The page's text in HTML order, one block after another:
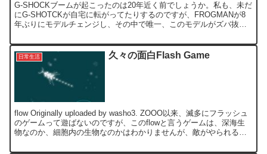
G-SHOCKブームが起こったのは20年近く前でしょうか。私も、未だ
にG-SHOTCKが自宅に転がってたりするのですが、FROGMANが8
年ぶりにモデルチェンジし、その中で唯一、このモデルがズバ抜け
日常生活 久々の面白Flash Game
flow Originally uploaded by washo3. ZOOO以来、滅多にフラッシュ
のゲームって遊ばないのですが、このflowと言うゲームは、深海生
物なのか、細胞内の生物なのかはわかりませんが、敵がやられると